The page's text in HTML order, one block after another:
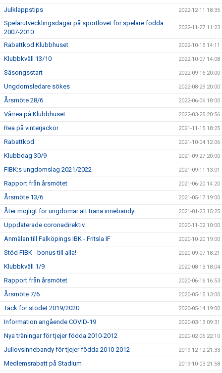
Julklappstips 2022-12-11 18:35
Spelarutvecklingsdagar på sportlovet för spelare födda
2007-2010
2022-11-27 11:23
Rabattkod Klubbhuset 2022-10-15 14:11
Klubbkväll 13/10 2022-10-07 14:08
Säsongsstart 2022-09-16 20:00
Ungdomsledare sökes 2022-08-29 20:00
Årsmöte 28/6 2022-06-06 18:00
Vårrea på Klubbhuset 2022-03-25 20:56
Rea på vinterjackor 2021-11-15 18:25
Rabattkod 2021-10-04 12:06
Klubbdag 30/9 2021-09-27 20:00
FIBK:s ungdomslag 2021/2022 2021-09-11 13:01
Rapport från årsmötet 2021-06-20 14:20
Årsmöte 13/6 2021-05-17 19:00
Åter möjligt för ungdomar att träna innebandy 2021-01-23 15:25
Uppdaterade coronadirektiv 2020-11-02 10:00
Anmälan till Falköpings IBK - Fritsla IF 2020-10-20 19:00
Stöd FIBK - bonus till alla! 2020-09-07 18:21
Klubbkväll 1/9 2020-08-13 18:04
Rapport från årsmötet 2020-06-16 16:53
Årsmöte 7/6 2020-05-15 13:00
Tack för stödet 2019/2020 2020-05-14 19:00
Information angående COVID-19 2020-03-13 09:31
Nya träningar för tjejer födda 2010-2012 2020-02-06 22:10
Jullovsinnebandy för tjejer födda 2010-2012 2019-12-12 21:33
Medlemsrabatt på Stadium 2019-10-03 21:58